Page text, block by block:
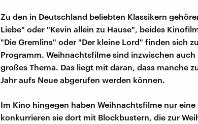
Zu den in Deutschland beliebten Klassikern
Liebe" oder "Kevin allein zu Hause", beides
"Die Gremlins" oder "Der kleine Lord" finden sich
Programm. Weihnachtsfilme sind inzwischen
großes Thema. Das liegt mit daran, dass manche
Jahr aufs Neue abgerufen werden können.
Im Kino hingegen haben Weihnachtsfilme nur
konkurrieren sie dort mit Blockbustern, die zur